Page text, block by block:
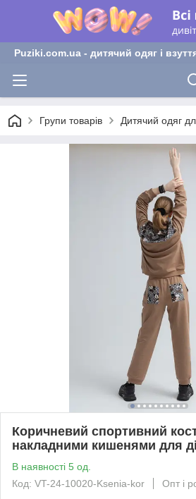
Puziki.com.ua - дитячий одяг і
Групи товарів Дитячий одяг
Коричневий спортивний
накладними кишенями для
В наявності 5 од.
Код: VT-24-10020-Ksenia-kor
Опт і